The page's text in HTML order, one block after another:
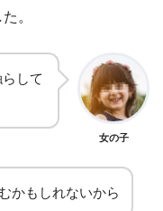
。
して
女の子
かもしれないから